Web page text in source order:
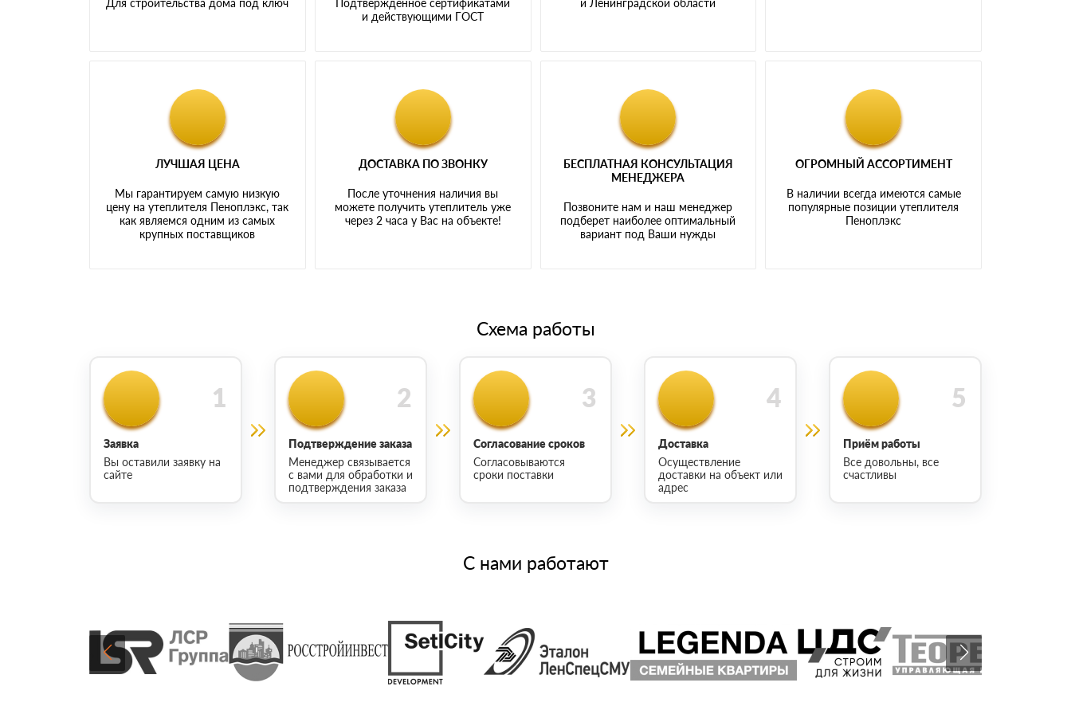
Для строительства дома под ключ
Подтвержденное сертификатами
и действующими ГОСТ
и Ленинградской области
ЛУЧШАЯ ЦЕНА
Мы гарантируем самую низкую
цену на утеплителя Пеноплэкс, так
как являемся одним из самых
крупных поставщиков
ДОСТАВКА ПО ЗВОНКУ
После уточнения наличия вы
можете получить утеплитель уже
через 2 часа у Вас на объекте!
БЕСПЛАТНАЯ КОНСУЛЬТАЦИЯ
МЕНЕДЖЕРА
Позвоните нам и наш менеджер
подберет наиболее оптимальный
вариант под Ваши нужды
ОГРОМНЫЙ АССОРТИМЕНТ
В наличии всегда имеются самые
популярные позиции утеплителя
Пеноплэкс
Схема работы
Заявка
Вы оставили заявку на
сайте
Подтверждение заказа
Менеджер связывается
с вами для обработки и
подтверждения заказа
Согласование сроков
Согласовываются
сроки поставки
Доставка
Осуществление
доставки на объект или
адрес
Приём работы
Все довольны, все
счастливы
С нами работают